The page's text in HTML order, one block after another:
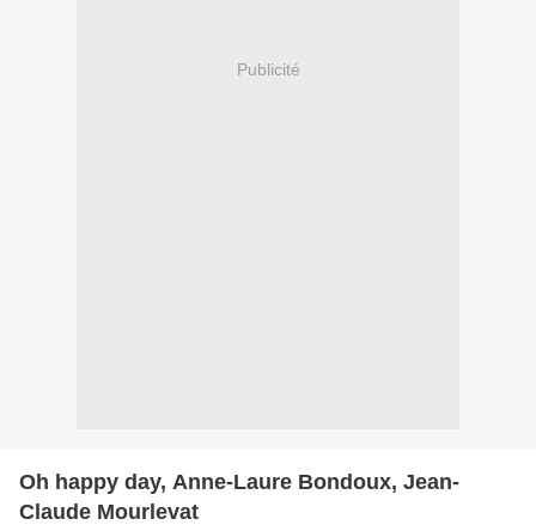
Publicité
Oh happy day, Anne-Laure Bondoux, Jean-
Claude Mourlevat